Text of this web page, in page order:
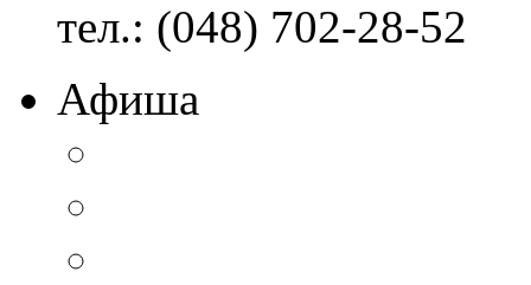
тел.: (048) 702-28-52
Афиша